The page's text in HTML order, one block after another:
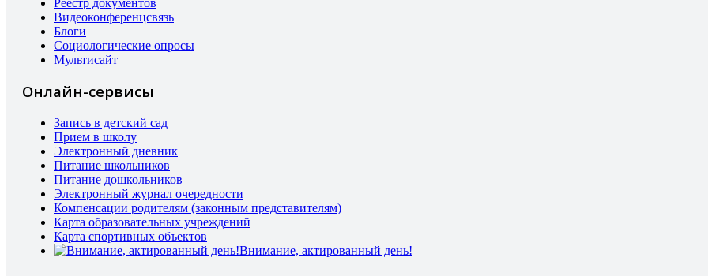
Видеоконференцсвязь
Блоги
Социологические опросы
Мультисайт
Онлайн-сервисы
Запись в детский сад
Прием в школу
Электронный дневник
Питание школьников
Питание дошкольников
Электронный журнал очередности
Компенсации родителям (законным представителям)
Карта образовательных учреждений
Карта спортивных объектов
Внимание, актированный день!